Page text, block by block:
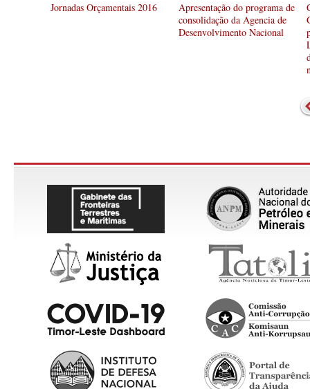
Jornadas Orçamentais 2016
Apresentação do programa de
consolidação da Agencia de
Desenvolvimento Nacional